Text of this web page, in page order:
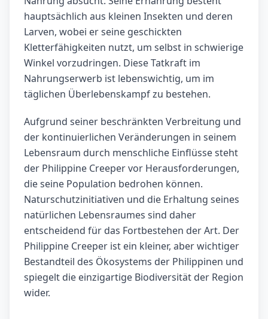
hauptsächlich aus kleinen Insekten und deren
Larven, wobei er seine geschickten
Kletterfähigkeiten nutzt, um selbst in schwierige
Winkel vorzudringen. Diese Tatkraft im
Nahrungserwerb ist lebenswichtig, um im
täglichen Überlebenskampf zu bestehen.
Aufgrund seiner beschränkten Verbreitung und
der kontinuierlichen Veränderungen in seinem
Lebensraum durch menschliche Einflüsse steht
der Philippine Creeper vor Herausforderungen,
die seine Population bedrohen können.
Naturschutzinitiativen und die Erhaltung seines
natürlichen Lebensraumes sind daher
entscheidend für das Fortbestehen der Art. Der
Philippine Creeper ist ein kleiner, aber wichtiger
Bestandteil des Ökosystems der Philippinen und
spiegelt die einzigartige Biodiversität der Region
wider.